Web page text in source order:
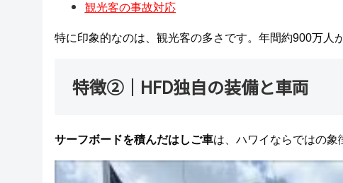
観光客の事故対応
特に印象的なのは、観光客の多さです。年間約900万人
特徴②｜HFD独自の装備と車両
サーフボードを積んだはしご車は、ハワイならではの象